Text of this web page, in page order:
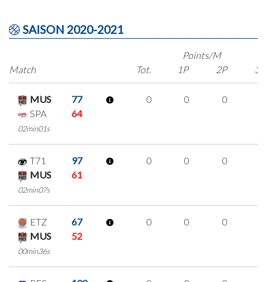
SAISON 2020-2021
Match
Points/M
Tot.
1P 2P 3P
MUS
77
SPA
64
02min01s
0 0 0
T71
97
MUS
61
02min07s
0 0 0
ETZ
67
MUS
52
00min36s
0 0 0